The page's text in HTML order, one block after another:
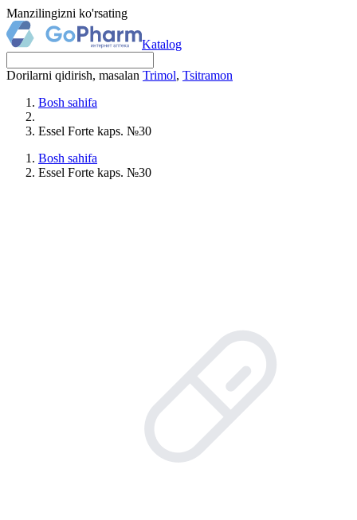
Manzilingizni ko'rsating
Katalog
Dorilarni qidirish, masalan Trimol, Tsitramon
Bosh sahifa
Essel Forte kaps. №30
Bosh sahifa
Essel Forte kaps. №30